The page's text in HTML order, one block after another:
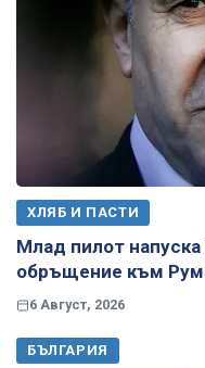
ХЛЯБ И ПАСТИ
Млад пилот
обръщение към
6 Август, 2026
БЪЛГАРИЯ